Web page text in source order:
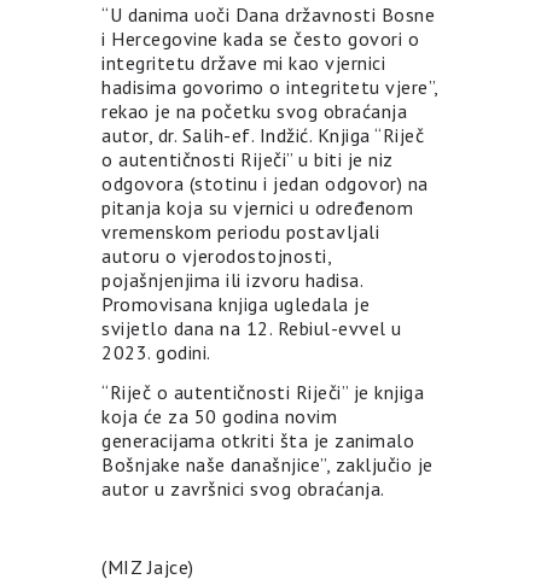
“U danima uoči Dana državnosti Bosne
i Hercegovine kada se često govori o
integritetu države mi kao vjernici
hadisima govorimo o integritetu vjere”,
rekao je na početku svog obraćanja
autor, dr. Salih-ef. Indžić. Knjiga “Riječ
o autentičnosti Riječi” u biti je niz
odgovora (stotinu i jedan odgovor) na
pitanja koja su vjernici u određenom
vremenskom periodu postavljali
autoru o vjerodostojnosti,
pojašnjenjima ili izvoru hadisa.
Promovisana knjiga ugledala je
svijetlo dana na 12. Rebiul-evvel u
2023. godini.
“Riječ o autentičnosti Riječi” je knjiga
koja će za 50 godina novim
generacijama otkriti šta je zanimalo
Bošnjake naše današnjice”, zaključio je
autor u završnici svog obraćanja.
(MIZ Jajce)